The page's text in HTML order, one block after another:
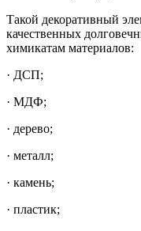
Такой декоративный
качественных
химикатам материалов:
· ДСП;
· МДФ;
· дерево;
· металл;
· камень;
· пластик;